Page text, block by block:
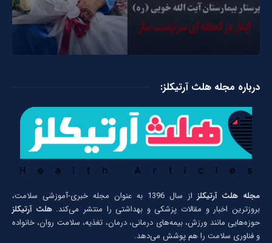
درباره مجله هلث آرتیکلز:
مجله هلث آرتیکلز
از سال 1396 به عنوان مجله خبری-آموزشی سلامت،
بروزترین اخبار و مقالات پزشکی و بهداشتی را منتشر می‌کند.هلث آرتیکلز
حوزه‌هایی مانند ورزش، بیمه‌های درمانی، درمان، تغذیه، سلامت روان، خانواده
و فناوری سلامت را هم پوشش می‌دهد.